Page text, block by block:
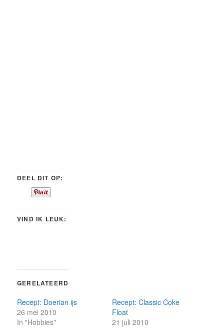
DEEL DIT OP:
VIND IK LEUK:
GERELATEERD
Recept: Doerian ijs
26 mei 2010
In "Hobbies"
Recept: Classic Coke
Float
21 juli 2010